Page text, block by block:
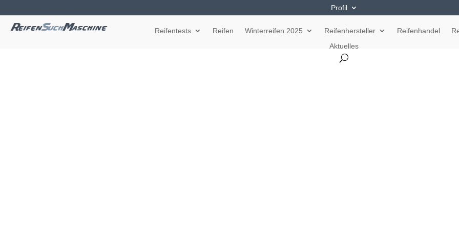
Profil
Reifentests Reifen Winterreifen 2025 Reifenhersteller Reifenhandel
Aktuelles